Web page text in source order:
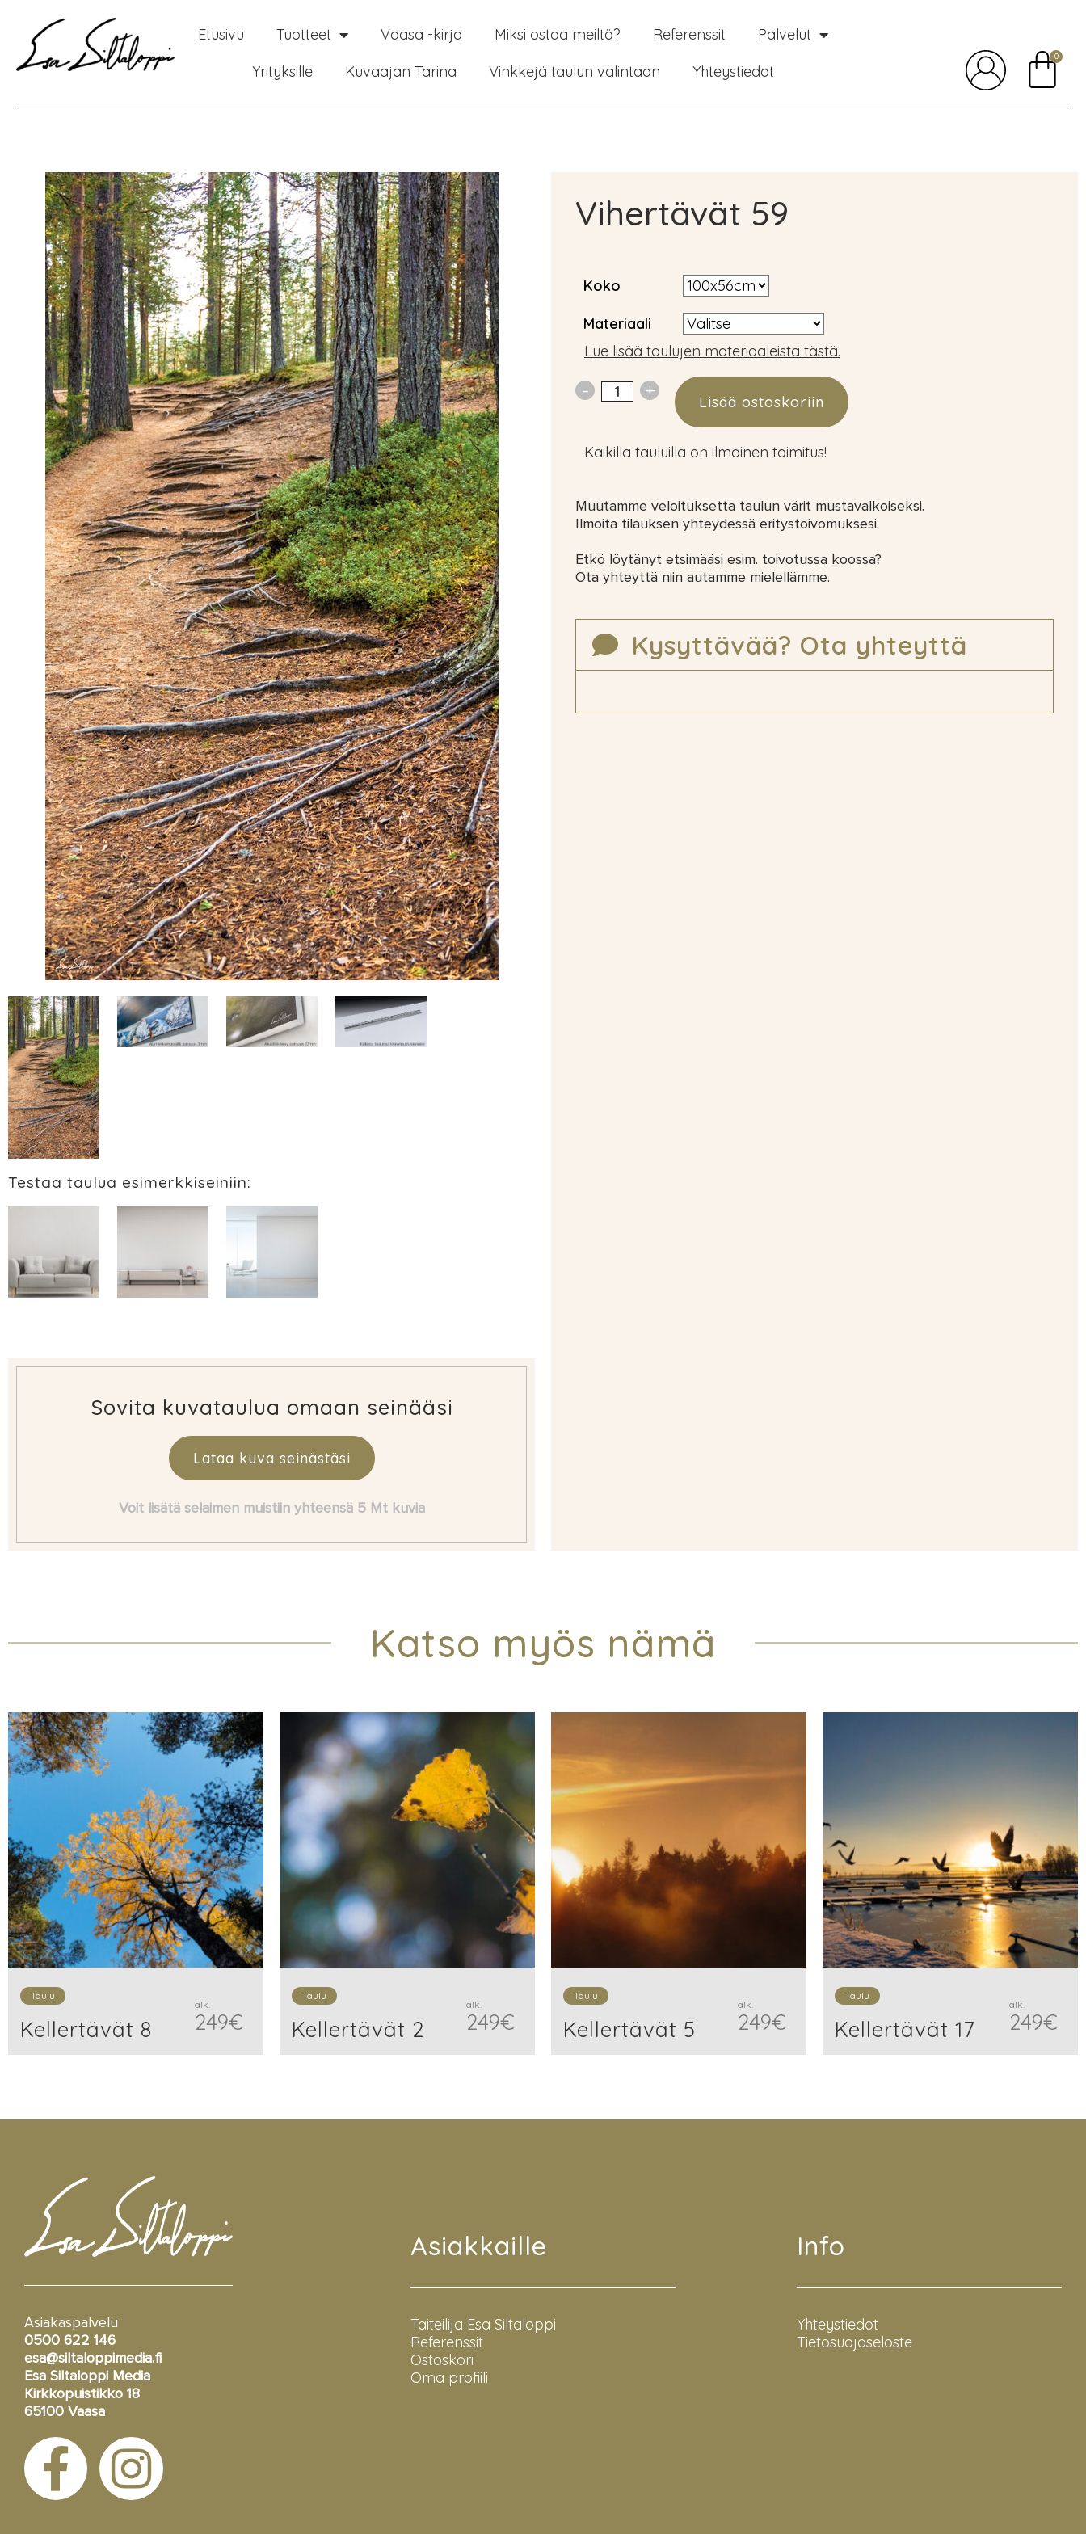
Etusivu Tuotteet Vaasa -kirja Miksi ostaa meiltä? Referenssit
Palvelut
Yrityksille
Kuvaajan Tarina Vinkkejä taulun valintaan Yhteystiedot
0
Testaa taulua esimerkkiseiniin:
Sovita kuvataulua omaan seinääsi
Lataa kuva seinästäsi
Voit lisätä selaimen muistiin yhteensä 5 Mt kuvia
Vihertävät 59
Koko
Materiaali
Lue lisää taulujen materiaaleista tästä.
Lisää ostoskoriin
Kaikilla tauluilla on ilmainen toimitus!
Muutamme veloituksetta taulun värit mustavalkoiseksi.
Ilmoita tilauksen yhteydessä eritystoivomuksesi.
Etkö löytänyt etsimääsi esim. toivotussa koossa?
Ota yhteyttä niin autamme mielellämme.
Kysyttävää? Ota yhteyttä
Katso myös nämä
Taulu
Kellertävät 8
alk.
249€
Taulu
Kellertävät 2
alk.
249€
Taulu
Kellertävät 5
alk.
249€
Taulu
Kellertävät 17
alk.
249€
Asiakaspalvelu
0500 622 146
esa@siltaloppimedia.fi
Esa Siltaloppi Media
Kirkkopuistikko 18
65100 Vaasa
Asiakkaille
Taiteilija Esa Siltaloppi
Referenssit
Ostoskori
Oma profiili
Info
Yhteystiedot
Tietosuojaseloste